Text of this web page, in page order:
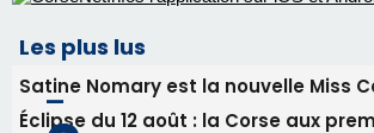
Les plus lus
Satine Nomary est la nouvelle Miss
Éclipse du 12 août : la Corse aux